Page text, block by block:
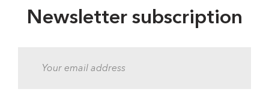
Newsletter subscription